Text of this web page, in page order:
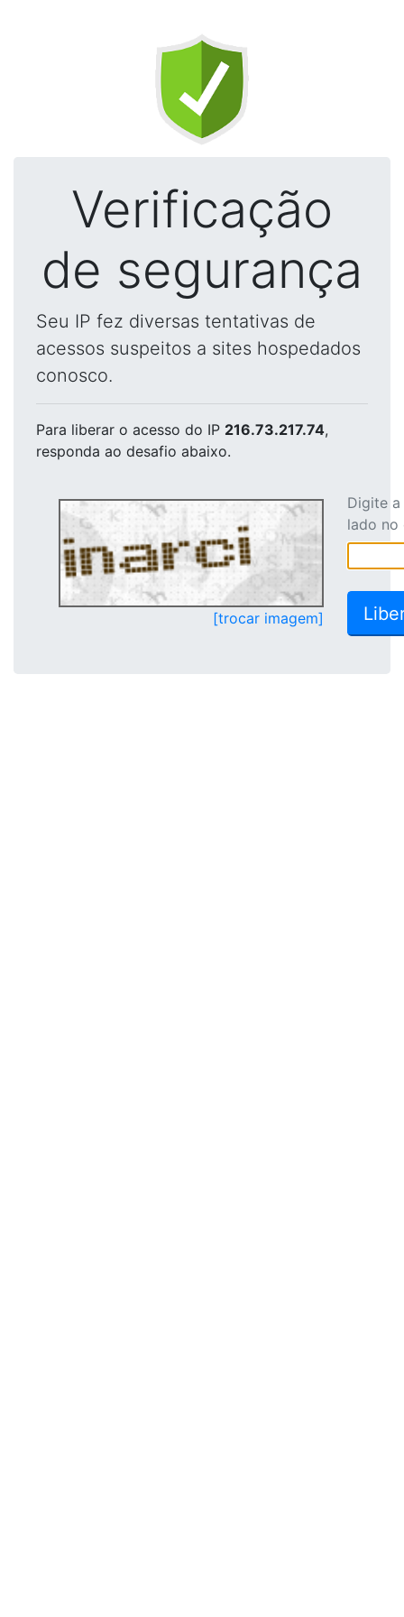
Verificação
de segurança
Seu IP fez diversas tentativas de
acessos suspeitos a sites hospedados
conosco.
Para liberar o acesso do IP 216.73.217.74,
responda ao desafio abaixo.
[trocar imagem]
Digite
lado no